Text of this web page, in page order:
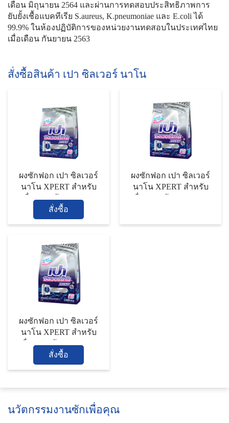
เดือน มิถุนายน 2564 และผ่านการทดสอบประสิทธิภาพการ
ยับยั้งเชื้อแบคทีเรีย S.aureus, K.pneumoniae และ E.coli ได้
99.9% ในห้องปฏิบัติการของหน่วยงานทดสอบในประเทศไทย
เมื่อเดือน กันยายน 2563
สั่งซื้อสินค้า เปา ซิลเวอร์ นาโน
ผงซักฟอก เปา ซิลเวอร์
นาโน XPERT สำหรับ
เครื่องฝาหน้า ขนาด 800
กรัม
สั่งซื้อ
ผงซักฟอก เปา ซิลเวอร์
นาโน XPERT สำหรับ
ผงซักฟอก เปา ซิลเวอร์
นาโน XPERT สำหรับ
เครื่องฝาหน้า ขนาด 2500
กรัม
สั่งซื้อ
นวัตกรรมงานซักเพื่อคุณ